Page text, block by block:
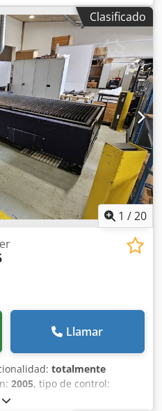
Láser C02 Bystronic
3015 de alta potencia.
Bylaser 6000. Área de corte: 3
2012. Completamente
Kingdom. Incluye brazo de
de corte: de 5
se muestra en la foto, se
al carbono de 25 mm de
láser. Dodpfx Aohu Rz
inoxidable, acero al
Clasificado
1 /20
Llamar
totalmente
2005, tipo de control: